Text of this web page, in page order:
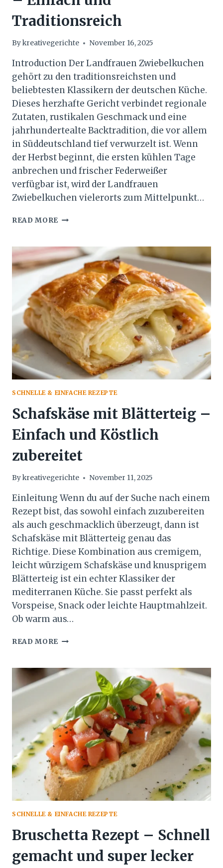
Traditionsreich
Bykreativegerichte November 16, 2025
Introduction Der Landfrauen Zwiebelkuchen
gehört zu den traditionsreichsten und
beliebtesten Klassikern der deutschen Küche.
Dieses herzhafte Gericht verbindet regionale
Zutaten, rustikalen Geschmack und eine
jahrhundertealte Backtradition, die vor allem
in Süddeutschland tief verwurzelt ist. Wenn
der Herbst beginnt, die ersten kühlen Tage
anbrechen und frischer Federweißer
verfügbar ist, wird der Landfrauen
Zwiebelkuchen vielerorts zum Mittelpunkt…
READ MORE LANDFRAUEN
EINFACH
UND
TRADITIONSREICH
SCHNELLE & EINFACHE REZEPTE
Schafskäse mit Blätterteig –
Einfach und Köstlich
zubereitet
Bykreativegerichte November 11, 2025
Einleitung Wenn du auf der Suche nach einem
Rezept bist, das sowohl einfach zuzubereiten
als auch geschmacklich überzeugt, dann ist
Schafskäse mit Blätterteig genau das
Richtige. Diese Kombination aus cremigem,
leicht würzigem Schafskäse und knusprigem
Blätterteig ist ein echter Klassiker der
mediterranen Küche. Sie passt perfekt als
Vorspeise, Snack oder leichte Hauptmahlzeit.
Ob warm aus…
READ MORE SCHAFSKÄSE
–
KÖSTLICH
ZUBEREITET
SCHNELLE & EINFACHE REZEPTE
Bruschetta Rezept – Schnell
gemacht und super lecker